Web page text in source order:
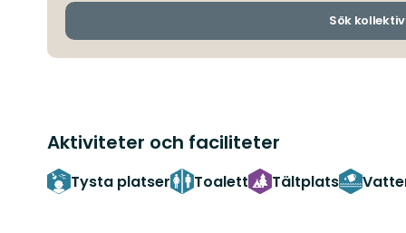
Sök
Aktiviteter och faciliteter
Tysta platser Toalett Tältplats